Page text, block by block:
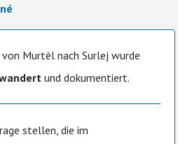
Murtèl nach Surlej wurde
und dokumentiert.
stellen, die im